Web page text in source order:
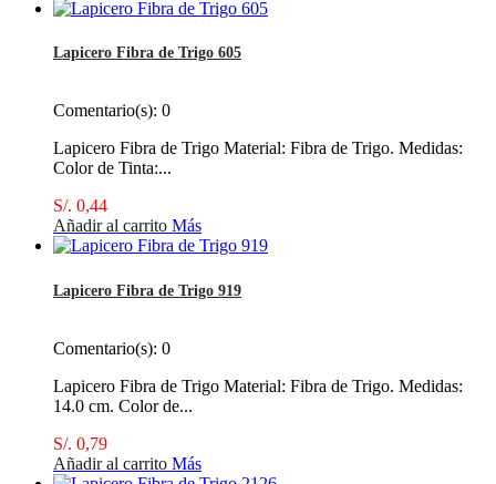
Lapicero Fibra de Trigo 605
Comentario(s): 0
Lapicero Fibra de Trigo Material: Fibra de Trigo. Medidas:
Color de Tinta:...
S/. 0,44
Añadir al carrito Más
Lapicero Fibra de Trigo 919
Comentario(s): 0
Lapicero Fibra de Trigo Material: Fibra de Trigo. Medidas:
14.0 cm. Color de...
S/. 0,79
Añadir al carrito Más